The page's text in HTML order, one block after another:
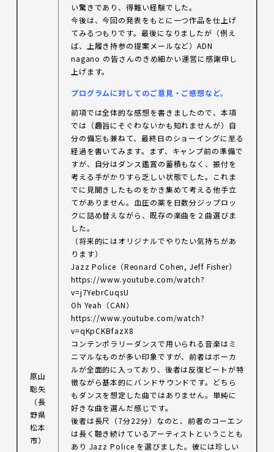
原山
聡矢
（長
野県
松本
市）
い驚きであり、得難い経験でした。
今後は、今回の発表をもとに一つ作品を仕上げ
てみるつもりです。最後になりましたが（例え
ば、上履き持参の提案メールなど）ADN
nagano の皆さんのきめ細かい運営に感謝申し
上げます。
プログラムに対してのご意見・ご感想など。
前項では全体的な感想を書きましたので、本項
では（趣旨にそぐわないかも知れませんが）自
分の備忘も兼ねて、最終日のショーイングに至る
経過を書いてみます。まず、キャンプ前の準備で
すが、自分はダンス鑑賞の蓄積もなく、振付を
考える手がかりすら乏しい状態でした。これま
でに見聞きしたものをかき集めて考える他手立
てがありません。血圧の薬を日数分ジップロッ
クに詰め替えながら、既存の楽曲を２曲選びま
した。
（将来的にはオリジナルでやりたい気持ちがあ
ります）
Jazz Police（Reonard Cohen, Jeff Fisher）
https://www.youtube.com/watch?
v=j7YebrCuqsU
Oh Yeah（CAN）
https://www.youtube.com/watch?
v=qKpCKBfazX8
コンテンポラリーダンスで用いられる音楽はミ
ニマルなものが多い印象ですが、前者はボーカ
ルが全面的に入っており、後者は反復ビートが特
徴ながら基本的にバンドサウンドです。どちら
もダンスを想定した曲ではありません。単純に
好きな曲を選んだ感じです。
後者は長尺（7分22分）なのと、前者のコーエン
は長く聴き続けているアーティストということも
あり Jazz Police を選びました。彼には珍しい